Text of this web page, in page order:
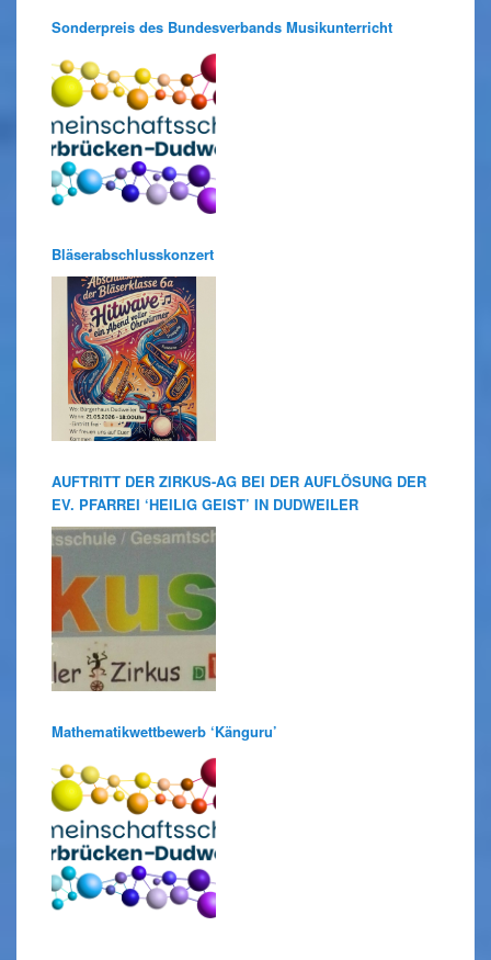
Sonderpreis des Bundesverbands Musikunterricht
Bläserabschlusskonzert
AUFTRITT DER ZIRKUS-AG BEI DER AUFLÖSUNG DER
EV. PFARREI ‘HEILIG GEIST’ IN DUDWEILER
Mathematikwettbewerb ‘Känguru’